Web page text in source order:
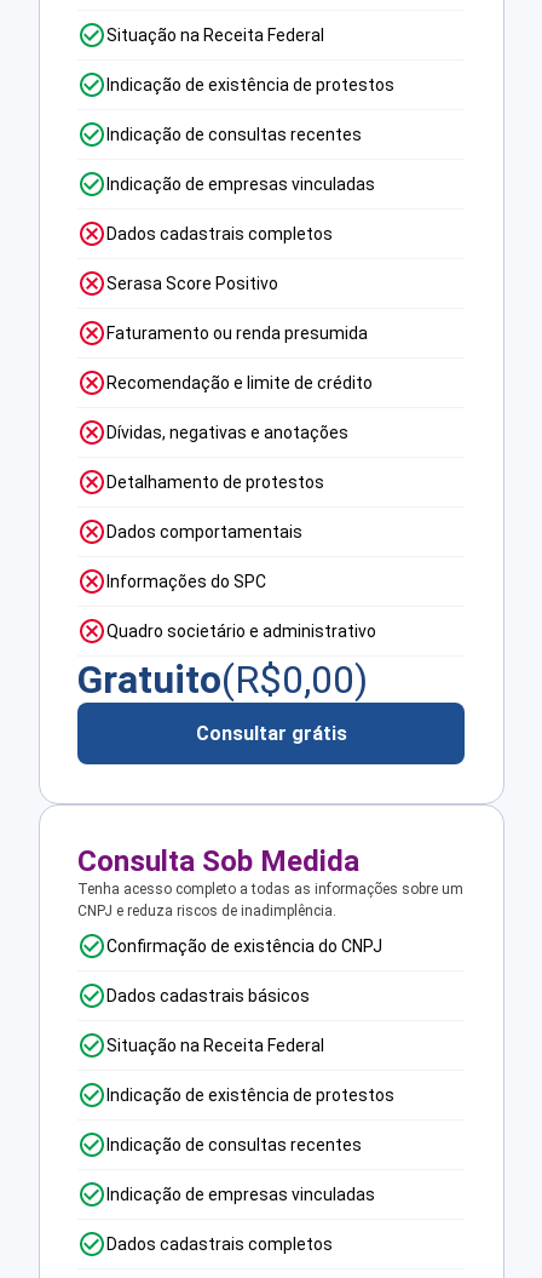
Situação na Receita Federal
Indicação de existência de protestos
Indicação de consultas recentes
Indicação de empresas vinculadas
Dados cadastrais completos
Serasa Score Positivo
Faturamento ou renda presumida
Recomendação e limite de crédito
Dívidas, negativas e anotações
Detalhamento de protestos
Dados comportamentais
Informações do SPC
Quadro societário e administrativo
Gratuito(R$0,00)
Consultar grátis
Consulta Sob Medida
Tenha acesso completo a todas as informações sobre um
CNPJ e reduza riscos de inadimplência.
Confirmação de existência do CNPJ
Dados cadastrais básicos
Situação na Receita Federal
Indicação de existência de protestos
Indicação de consultas recentes
Indicação de empresas vinculadas
Dados cadastrais completos